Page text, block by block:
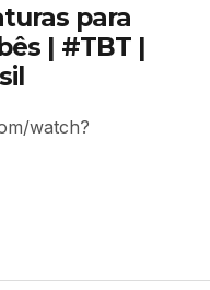
para
| #TBT |
watch?